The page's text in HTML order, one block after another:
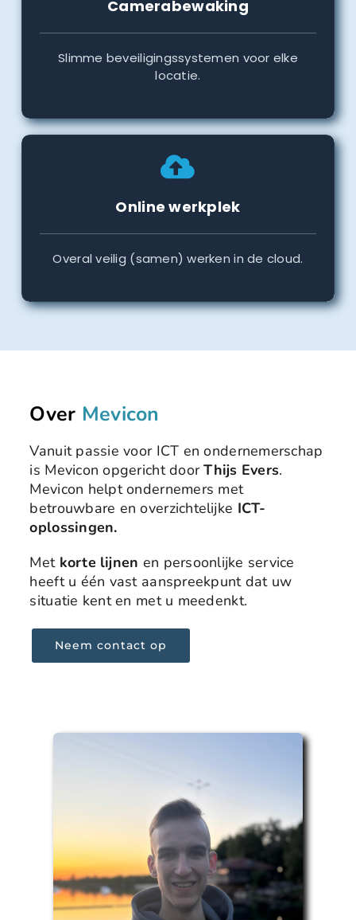
Camerabewaking
Slimme beveiligingssystemen voor elke
locatie.
Online werkplek
Overal veilig (samen) werken in de cloud.
Over Mevicon
Vanuit passie voor ICT en ondernemerschap
is Mevicon opgericht doorThijs Evers.
Mevicon helpt ondernemers met
betrouwbare en overzichtelijke ICT-
oplossingen.
Met korte lijnen en persoonlijke service
heeft u één vast aanspreekpunt dat uw
situatie kent en met u meedenkt.
Neem contact op